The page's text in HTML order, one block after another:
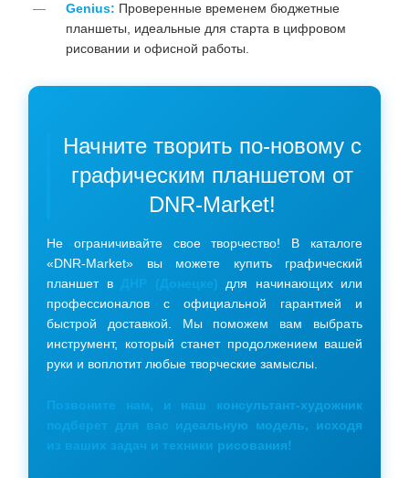
Genius: Проверенные временем бюджетные
планшеты, идеальные для старта в цифровом
рисовании и офисной работы.
Начните творить по-новому с
графическим планшетом от
DNR-Market!
Не ограничивайте свое творчество! В каталоге
«DNR-Market» вы можете купить графический
планшет в
ДНР (Донецке)
для начинающих или
профессионалов с официальной гарантией и
быстрой доставкой. Мы поможем вам выбрать
инструмент, который станет продолжением вашей
руки и воплотит любые творческие замыслы.
Позвоните нам, и наш консультант-художник
подберет для вас идеальную модель, исходя
из ваших задач и техники рисования!